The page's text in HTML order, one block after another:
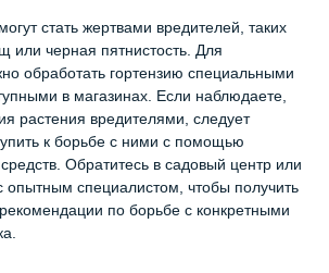
стать жертвами вредителей, таких
или черная пятнистость. Для
обработать гортензию специальными
в магазинах. Если наблюдаете,
растения вредителями, следует
к борьбе с ними с помощью
Обратитесь в садовый центр или
опытным специалистом, чтобы получить
по борьбе с конкретными